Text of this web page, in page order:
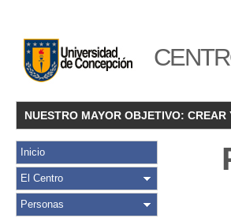
NUESTRO MAYOR OBJETIVO:
Inicio
El Centro
Personas